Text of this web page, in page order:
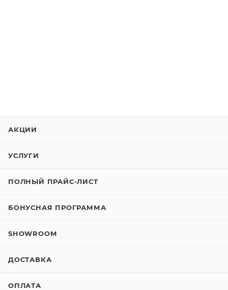
АКЦИИ
УСЛУГИ
ПОЛНЫЙ ПРАЙС-ЛИСТ
БОНУСНАЯ ПРОГРАММА
SHOWROOM
ДОСТАВКА
ОПЛАТА